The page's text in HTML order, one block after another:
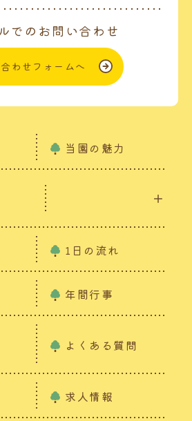
でのお問い合わせ
わせフォームへ
当園の魅力
1日の流れ
年間行事
よくある質問
求人情報